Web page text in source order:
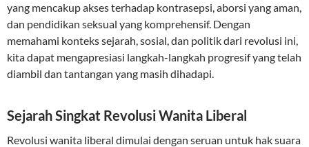
yang mencakup akses terhadap kontrasepsi, aborsi yang aman,
dan pendidikan seksual yang komprehensif. Dengan
memahami konteks sejarah, sosial, dan politik dari revolusi ini,
kita dapat mengapresiasi langkah-langkah progresif yang telah
diambil dan tantangan yang masih dihadapi.
Sejarah Singkat Revolusi Wanita Liberal
Revolusi wanita liberal dimulai dengan seruan untuk hak suara